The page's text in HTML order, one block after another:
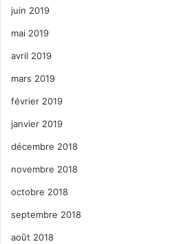
juin 2019
mai 2019
avril 2019
mars 2019
février 2019
janvier 2019
décembre 2018
novembre 2018
octobre 2018
septembre 2018
août 2018